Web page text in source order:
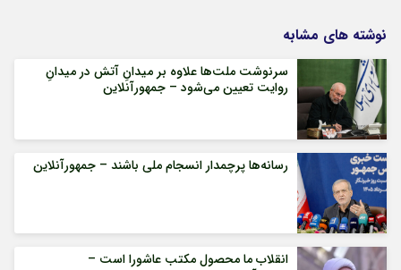
نوشته های مشابه
سرنوشت ملت‌ها علاوه بر میدانِ آتش در میدانِ
روایت تعیین می‌شود – جمهورآنلاین
رسانه‌ها پرچمدار انسجام ملی باشند – جمهورآنلاین
انقلاب ما محصول مکتب عاشورا است –